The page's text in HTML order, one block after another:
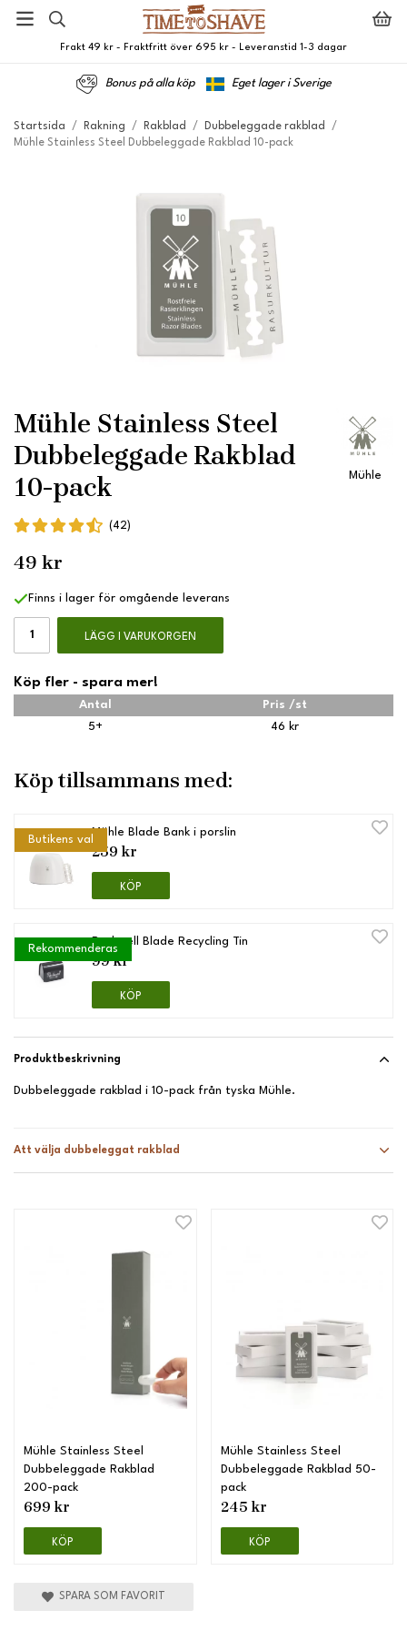
Frakt 49 kr - Fraktfritt över 695 kr - Leveranstid 1-3 dagar
Bonus på alla köp Eget lager i Sverige
Startsida / Rakning / Rakblad / Dubbeleggade rakblad
/
Mühle Stainless Steel Dubbeleggade Rakblad 10-pack
Mühle Stainless Steel
Dubbeleggade Rakblad
10-pack
Mühle
(42)
49 kr
Finns i lager för omgående leverans
LÄGG I VARUKORGEN
Köp fler - spara mer!
Antal
Pris /st
5+
46 kr
Köp tillsammans med:
Butikens val
Mühle Blade Bank i porslin
259 kr
KÖP
Rekommenderas
Rockwell Blade Recycling Tin
99 kr
KÖP
Produktbeskrivning
Att välja dubbeleggat rakblad
Dubbeleggade rakblad i 10-pack från tyska Mühle.
Mühle Stainless Steel
Dubbeleggade Rakblad
200-pack
699 kr
KÖP
Mühle Stainless Steel
Dubbeleggade Rakblad 50-
pack
245 kr
KÖP
SPARA SOM FAVORIT